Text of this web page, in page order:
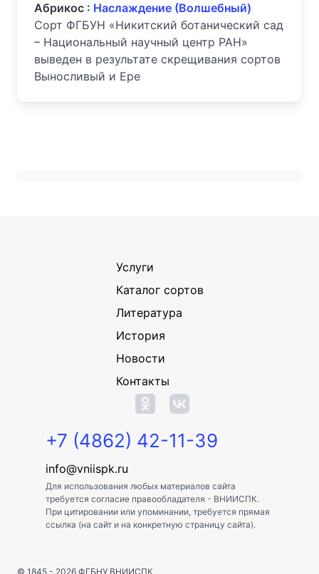
Абрикос : Наслаждение (Волшебный)
Сорт ФГБУН «Никитский ботанический сад
– Национальный научный центр РАН»
выведен в результате скрещивания сортов
Выносливый и Ере
Услуги
Каталог сортов
Литература
История
Новости
Контакты
+7 (4862) 42-11-39
info@vniispk.ru
Для использования любых материалов сайта
требуется согласие правообладателя - ВНИИСПК.
При цитировании или упоминании, требуется прямая
ссылка (на сайт и на конкретную страницу сайта).
© 1845 - 2026 ФГБНУ ВНИИСПК